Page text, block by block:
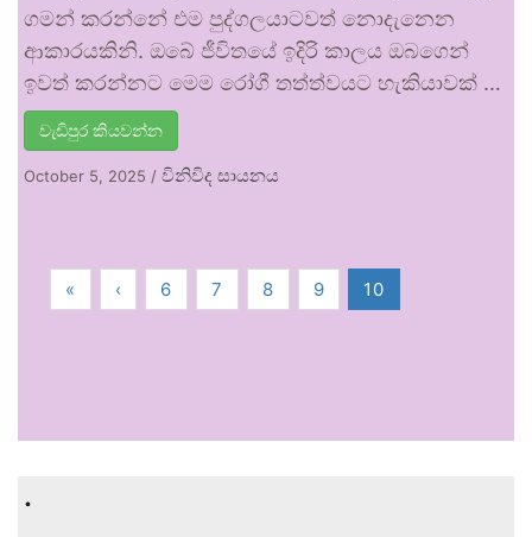
ගමන් කරන්නේ එම පුද්ගලයාටවත් නොදැනෙන
ආකාරයකිනි. ඔබේ ජීවිතයේ ඉදිරි කාලය ඔබගෙන්
ඉවත් කරන්නට මෙම රෝගී තත්ත්වයට හැකියාවක් …
වැඩිපුර කියවන්න
October 5, 2025 / විනිවිද සායනය
« ‹ 6 7 8 9 10
.